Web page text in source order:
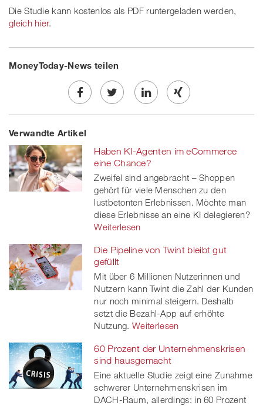
Die Studie kann kostenlos als PDF runtergeladen werden,
gleich hier.
MoneyToday-News teilen
Share
on
Facebook
Twe
on
twitt
er
Share
linkedin
Share
Xing
Verwandte Artikel
Haben KI-Agenten im eCommerce
eine Chance?
Zweifel sind angebracht – Shoppen
gehört für viele Menschen zu den
lustbetonten Erlebnissen. Möchte man
diese Erlebnisse an eine KI delegieren?
Weiterlesen
Die Pipeline von Twint bleibt gut
gefüllt
Mit über 6 Millionen Nutzerinnen und
Nutzern kann Twint die Zahl der Kunden
nur noch minimal steigern. Deshalb
setzt die Bezahl-App auf erhöhte
Nutzung. Weiterlesen
60 Prozent der Unternehmenskrisen
sind hausgemacht
Eine aktuelle Studie zeigt eine Zunahme
schwerer Unternehmenskrisen im
DACH-Raum, allerdings: in 60 Prozent